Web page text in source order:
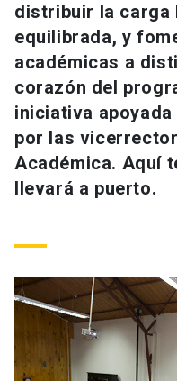
Información para
Futuros estudiantes
Estudiantes
Académicos
Personal
Alumni
Padres y familia
Vecinos
Go to english site
ACCESOS DIRECTOS
Admisión launch
Mi Cuenta UC launch
Medios Biblioteca launch
Donaciones
distribuir la carga
equilibrada, y
académicas a
corazón del
iniciativa
por las
Académica. Aquí
llevará a puerto.